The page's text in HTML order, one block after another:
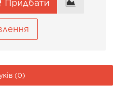
Придбати
(0)